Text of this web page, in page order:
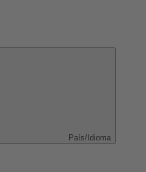
País/Idioma